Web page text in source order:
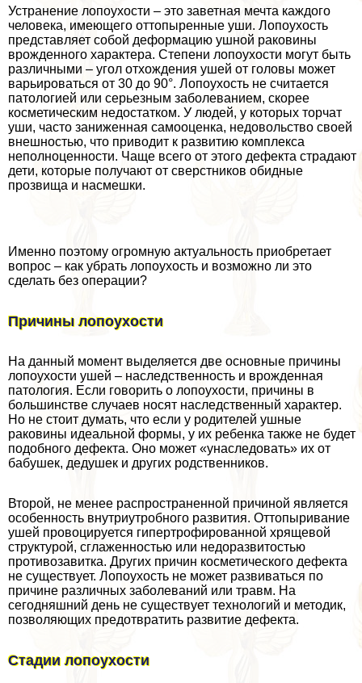
Устранение лопоухости – это заветная мечта каждого
человека, имеющего оттопыренные уши. Лопоухость
представляет собой деформацию ушной paковины
врожденного хаpaктера. Степени лопоухости могут быть
различными – угол отхождения ушей от головы может
варьироваться от 30 до 90°. Лопоухость не считается
патологией или серьезным заболеванием, скорее
косметическим недостатком. У людей, у которых торчат
уши, часто заниженная самооценка, недовольство своей
внешностью, что приводит к развитию комплекса
неполноценности. Чаще всего от этого дефекта страдают
дети, которые получают от сверстников обидные
прозвища и насмешки.
Именно поэтому огромную актуальность приобретает
вопрос – как убрать лопоухость и возможно ли это
сделать без операции?
Причины лопоухости
На данный момент выделяется две основные причины
лопоухости ушей – наследственность и врожденная
патология. Если говорить о лопоухости, причины в
большинстве случаев носят наследственный хаpaктер.
Но не стоит думать, что если у родителей ушные
paковины идеальной формы, у их ребенка также не будет
подобного дефекта. Оно может «унаследовать» их от
бабушек, дедушек и других родственников.
Второй, не менее распространенной причиной является
особенность внутриутробного развития. Оттопыривание
ушей провоцируется гипертрофированной хрящевой
структурой, сглаженностью или недоразвитостью
противозавитка. Других причин косметического дефекта
не существует. Лопоухость не может развиваться по
причине различных заболеваний или травм. На
сегодняшний день не существует технологий и методик,
позволяющих предотвратить развитие дефекта.
Стадии лопоухости